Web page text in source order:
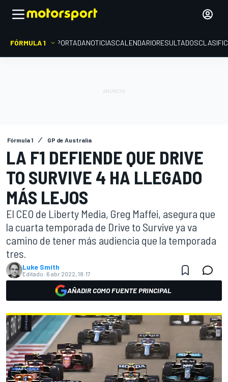
FÓRMULA 1 PORTADANOTICIASCALENDARIORESULTADOS
Fórmula 1 GP de Australia
LA F1 DEFIENDE QUE DRIVE
TO SURVIVE 4 HA LLEGADO
MÁS LEJOS
El CEO de Liberty Media, Greg Maffei, asegura que
la cuarta temporada de Drive to Survive ya va
camino de tener más audiencia que la temporada
tres.
Luke Smith
Editado: 6 abr 2022, 18:17
AÑADIR COMO FUENTE PRINCIPAL